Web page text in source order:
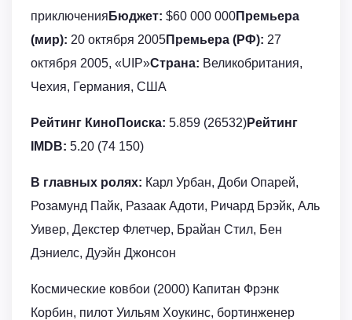
приключения Бюджет: $60 000 000Премьера
(мир): 20 октября 2005Премьера (РФ): 27
октября 2005, «UIP»Страна: Великобритания,
Чехия, Германия, США
Рейтинг КиноПоиска: 5.859 (26532)Рейтинг
IMDB: 5.20 (74 150)
В главных ролях: Карл Урбан, Доби Опарей,
Розамунд Пайк, Разаак Адоти, Ричард Брэйк, Аль
Уивер, Декстер Флетчер, Брайан Стил, Бен
Дэниелс, Дуэйн Джонсон
Космические ковбои (2000) Капитан Фрэнк
Корбин, пилот Уильям Хоукинс, бортинженер